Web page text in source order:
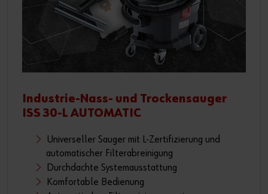
Industrie-Nass- und Trockensauger
ISS 30-L AUTOMATIC
Universeller Sauger mit L-Zertifizierung und
automatischer Filterabreinigung
Durchdachte Systemausstattung
Komfortable Bedienung